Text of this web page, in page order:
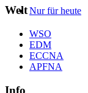
Nur für heute
Welt
WSO
EDM
ECCNA
APFNA
Info